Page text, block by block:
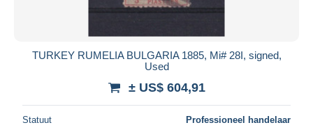
TURKEY RUMELIA BULGARIA 1885, Mi# 28I, signed,
Used
± US$ 604,91
Statuut Professioneel handelaar